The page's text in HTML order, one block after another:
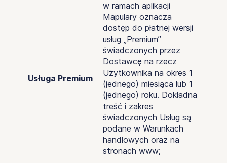
Usługa Premium
w ramach aplikacji
Mapulary oznacza
dostęp do płatnej wersji
usług „Premium”
świadczonych przez
Dostawcę na rzecz
Użytkownika na okres 1
(jednego) miesiąca lub 1
(jednego) roku. Dokładna
treść i zakres
świadczonych Usług są
podane w Warunkach
handlowych oraz na
stronach www;